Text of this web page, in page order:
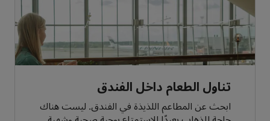
تناول الطعام داخل الفندق
ابحث عن المطاعم اللذيذة في الفندق. ليست هناك